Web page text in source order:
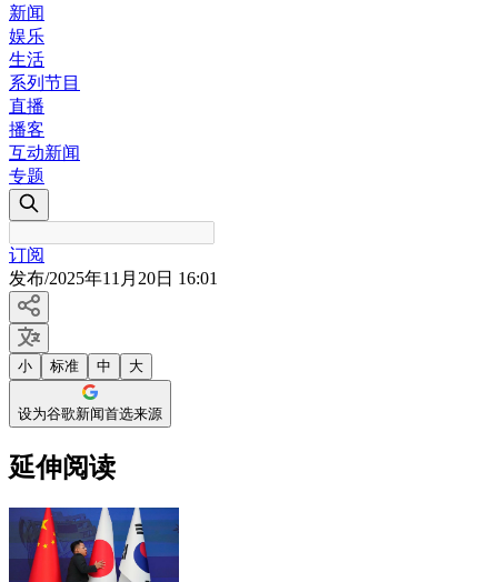
新闻
娱乐
生活
系列节目
直播
播客
互动新闻
专题
订阅
发布/2025年11月20日 16:01
小 标准 中 大
设为谷歌新闻首选来源
延伸阅读